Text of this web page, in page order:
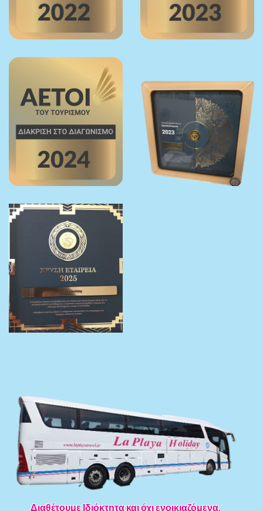
Διαθέτουμε Ιδιόκτητα και όχι ενοικιαζόμενα,